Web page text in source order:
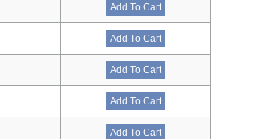
Add To Cart
Add To Cart
Add To Cart
Add To Cart
Add To Cart